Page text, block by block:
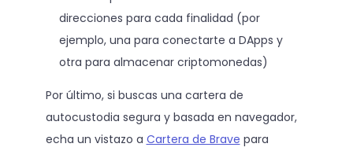
direcciones para cada finalidad (por
ejemplo, una para conectarte a DApps y
otra para almacenar criptomonedas)
Por último, si buscas una cartera de
autocustodia segura y basada en navegador,
echa un vistazo a Cartera de Brave para